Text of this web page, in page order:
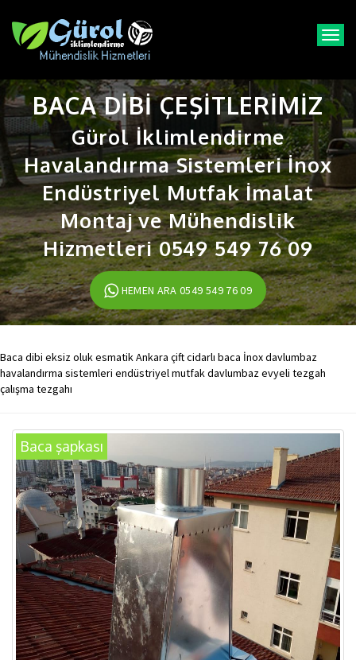
T
g
l
e
a
v
g
a
t
i
o
n
BACA DIBI ÇEŞITLERIMIZ
Gürol İklimlendirme
Havalandırma Sistemleri İnox
Endüstriyel Mutfak İmalat
Montaj ve Mühendislik
Hizmetleri 0549 549 76 09
HEMEN ARA 0549 549 76 09
Baca dibi eksiz oluk esmatik Ankara çift cidarlı baca İnox davlumbaz
havalandırma sistemleri endüstriyel mutfak davlumbaz evyeli tezgah
çalışma tezgahı
Baca şapkası